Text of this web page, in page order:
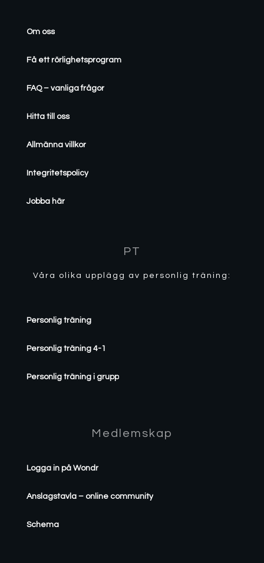
Om oss
Få ett rörlighetsprogram
FAQ – vanliga frågor
Hitta till oss
Allmänna villkor
Integritetspolicy
Jobba här
PT
Våra olika upplägg av personlig träning:
Personlig träning
Personlig träning 4-1
Personlig träning i grupp
Medlemskap
Logga in på Wondr
Anslagstavla – online community
Schema